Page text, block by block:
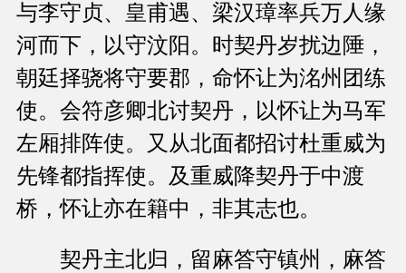
与李守贞、皇甫遇、梁汉璋率兵万人缘
河而下，以守汶阳。时契丹岁扰边陲，
朝廷择骁将守要郡，命怀让为洺州团练
使。会符彦卿北讨契丹，以怀让为马军
左厢排阵使。又从北面都招讨杜重威为
先锋都指挥使。及重威降契丹于中渡
桥，怀让亦在籍中，非其志也。
契丹主北归，留麻答守镇州，麻答